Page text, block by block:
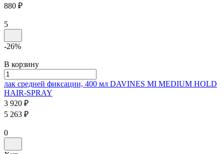
880 ₽
5
-26%
В корзину
лак средней фиксации, 400 мл DAVINES MI MEDIUM HOLD
HAIR-SPRAY
3 920 ₽
5 263 ₽
0